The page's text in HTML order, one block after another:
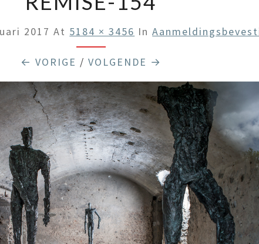
2017 At 5184 × 3456 In
← VORIGE / VOLGENDE →